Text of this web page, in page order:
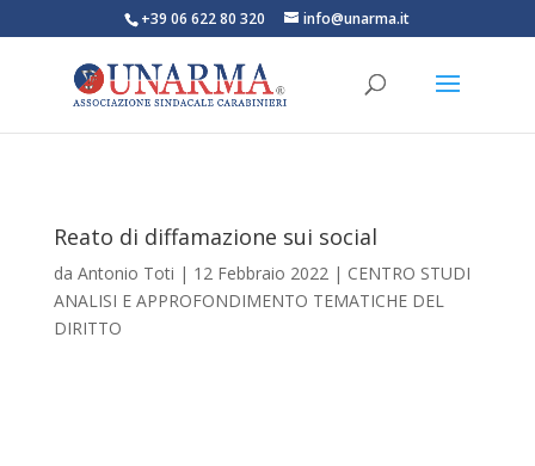
+39 06 622 80 320 info@unarma.it
Reato di diffamazione sui social
da Antonio Toti | 12 Febbraio 2022| CENTRO STUDI
ANALISI E APPROFONDIMENTO TEMATICHE DEL
DIRITTO